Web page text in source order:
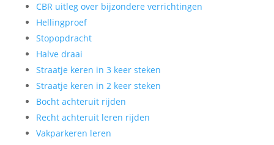
CBR uitleg over bijzondere verrichtingen
Hellingproef
Stopopdracht
Halve draai
Straatje keren in 3 keer steken
Straatje keren in 2 keer steken
Bocht achteruit rijden
Recht achteruit leren rijden
Vakparkeren leren